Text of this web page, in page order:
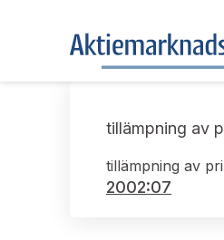
tillämpning av
tillämpning av
2002:07